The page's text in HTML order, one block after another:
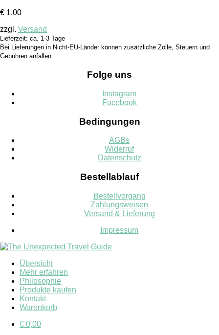
€ 1,00
zzgl. Versand
Lieferzeit: ca. 1-3 Tage
Bei Lieferungen in Nicht-EU-Länder können zusätzliche Zölle, Steuern und
Gebühren anfallen.
Folge uns
Instagram
Facebook
Bedingungen
AGBs
Widerruf
Datenschutz
Bestellablauf
Bestellvorgang
Zahlungsweisen
Versand & Lieferung
Impressum
Übersicht
Mehr erfahren
Philosophie
Produkte kaufen
Kontakt
Warenkorb
€ 0,00